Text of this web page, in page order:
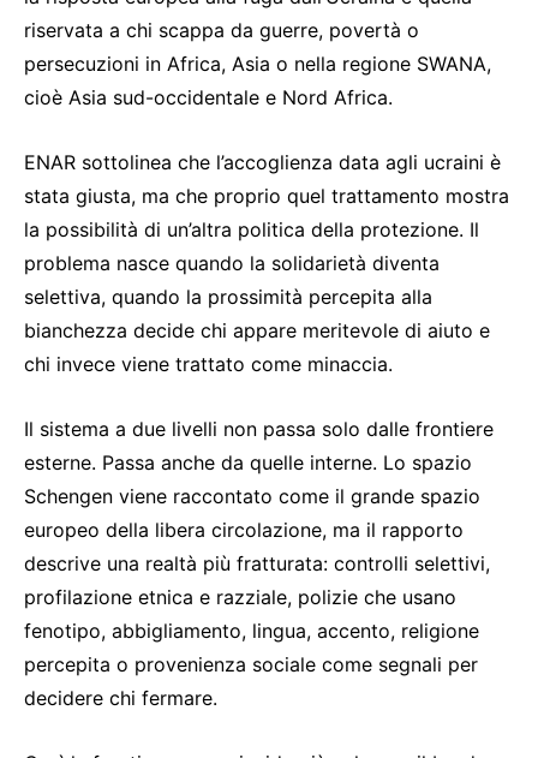
riservata a chi scappa da guerre, povertà o
persecuzioni in Africa, Asia o nella regione SWANA,
cioè Asia sud-occidentale e Nord Africa.
ENAR sottolinea che l’accoglienza data agli ucraini è
stata giusta, ma che proprio quel trattamento mostra
la possibilità di un’altra politica della protezione. Il
problema nasce quando la solidarietà diventa
selettiva, quando la prossimità percepita alla
bianchezza decide chi appare meritevole di aiuto e
chi invece viene trattato come minaccia.
Il sistema a due livelli non passa solo dalle frontiere
esterne. Passa anche da quelle interne. Lo spazio
Schengen viene raccontato come il grande spazio
europeo della libera circolazione, ma il rapporto
descrive una realtà più fratturata: controlli selettivi,
profilazione etnica e razziale, polizie che usano
fenotipo, abbigliamento, lingua, accento, religione
percepita o provenienza sociale come segnali per
decidere chi fermare.